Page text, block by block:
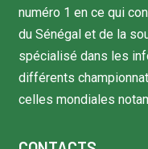
numéro 1 en ce qui
du Sénégal et de la
spécialisé dans les
différents
celles mondiales